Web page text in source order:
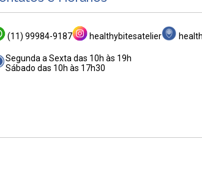
(11) 99984-9187 healthybitesatelier
Segunda a Sexta das 10h às 19h
Sábado das 10h às 17h30